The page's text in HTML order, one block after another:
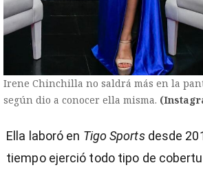
Irene Chinchilla no saldrá más en la
según dio a conocer ella misma.
Ella laboró en Tigo Sportsdesde
tiempo ejerció todo tipo de